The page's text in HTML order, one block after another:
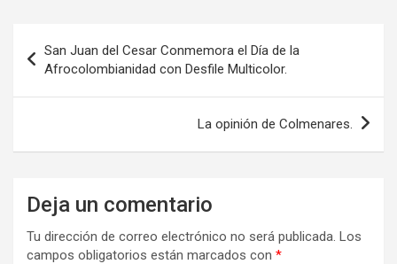
de
entradas
San Juan del Cesar Conmemora el Día de la
Afrocolombianidad con Desfile Multicolor.
La opinión de Colmenares.
Deja un comentario
Tu dirección de correo electrónico no será publicada. Los
campos obligatorios están marcados con *